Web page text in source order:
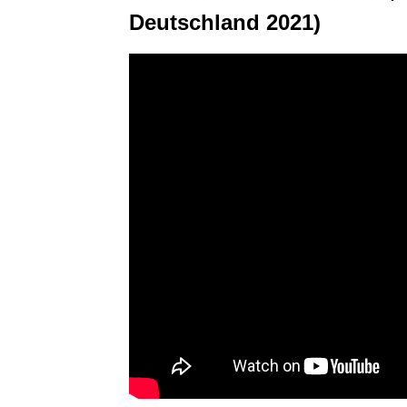
Deutschland 2021)